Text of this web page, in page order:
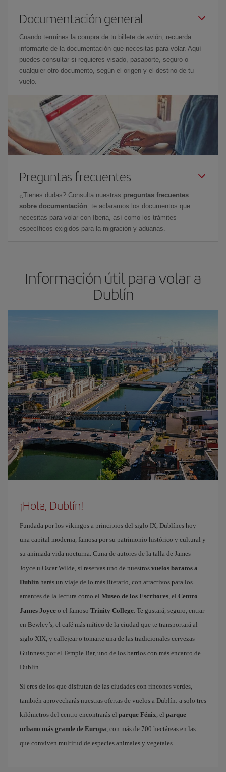
Documentación general
Cuando termines la compra de tu billete de avión, recuerda
informarte de la documentación que necesitas para volar. Aquí
puedes consultar si requieres visado, pasaporte, seguro o
cualquier otro documento, según el origen y el destino de tu
vuelo.
Preguntas frecuentes
¿Tienes dudas? Consulta nuestras preguntas frecuentes
sobre documentación: te aclaramos los documentos que
necesitas para volar con Iberia, así como los trámites
específicos exigidos para la migración y aduanas.
Información útil para volar a
Dublín
¡Hola, Dublín!
Fundada por los vikingos a principios del siglo IX, Dublínes hoy
una capital moderna, famosa por su patrimonio histórico y cultural y
su animada vida nocturna. Cuna de autores de la talla de James
Joyce u Oscar Wilde, si reservas uno de nuestros vuelos baratos a
Dublín harás un viaje de lo más literario, con atractivos para los
amantes de la lectura como el Museo de los Escritores , el Centro
James Joyce o el famoso Trinity College . Te gustará, seguro, entrar
en Bewley’s, el café más mítico de la ciudad que te transportará al
siglo XIX, y callejear o tomarte una de las tradicionales cervezas
Guinness por el Temple Bar, uno de los barrios con más encanto de
Dublín.
Si eres de los que disfrutan de las ciudades con rincones verdes,
también aprovecharás nuestras ofertas de vuelos a Dublín: a solo tres
kilómetros del centro encontrarás el parque Fénix , el parque
urbano más grande de Europa , con más de 700 hectáreas en las
que conviven multitud de especies animales y vegetales.